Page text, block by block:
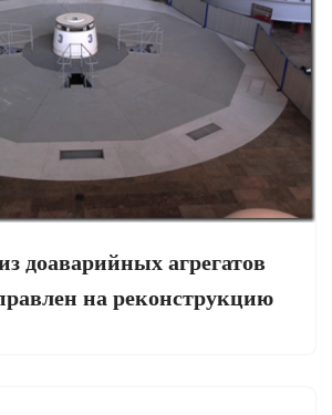
доаварийных агрегатов
на реконструкцию